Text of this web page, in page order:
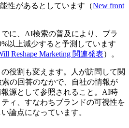
性があるとしています（New front
に、AI検索の普及により、ブラ
以上減少すると予測しています
Reshape Marketing 関連発表）。
役割も変えます。人が訪問して閲
の回答のなかで、自社の情報が
源として参照されること。AI時
ィ、すなわちブランドの可視性を
論点になっています。